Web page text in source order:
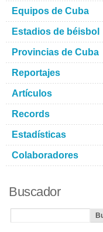
Equipos de Cuba
Estadios de béisbol
Provincias de Cuba
Reportajes
Artículos
Records
Estadísticas
Colaboradores
Buscador